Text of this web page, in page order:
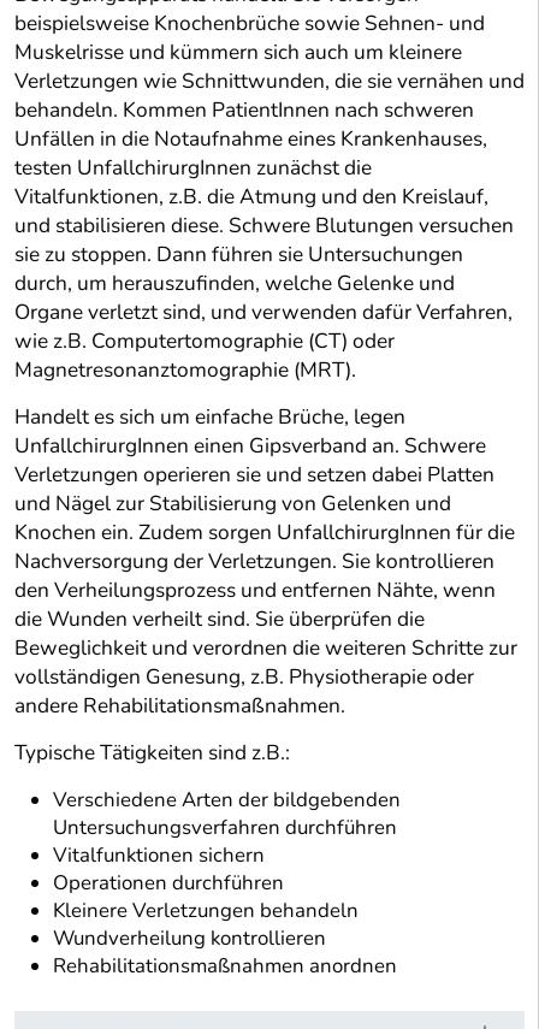
beispielsweise Knochenbrüche sowie Sehnen- und
Muskelrisse und kümmern sich auch um kleinere
Verletzungen wie Schnittwunden, die sie vernähen und
behandeln. Kommen PatientInnen nach schweren
Unfällen in die Notaufnahme eines Krankenhauses,
testen UnfallchirurgInnen zunächst die
Vitalfunktionen, z.B. die Atmung und den Kreislauf,
und stabilisieren diese. Schwere Blutungen versuchen
sie zu stoppen. Dann führen sie Untersuchungen
durch, um herauszufinden, welche Gelenke und
Organe verletzt sind, und verwenden dafür Verfahren,
wie z.B. Computertomographie (CT) oder
Magnetresonanztomographie (MRT).
Handelt es sich um einfache Brüche, legen
UnfallchirurgInnen einen Gipsverband an. Schwere
Verletzungen operieren sie und setzen dabei Platten
und Nägel zur Stabilisierung von Gelenken und
Knochen ein. Zudem sorgen UnfallchirurgInnen für die
Nachversorgung der Verletzungen. Sie kontrollieren
den Verheilungsprozess und entfernen Nähte, wenn
die Wunden verheilt sind. Sie überprüfen die
Beweglichkeit und verordnen die weiteren Schritte zur
vollständigen Genesung, z.B. Physiotherapie oder
andere Rehabilitationsmaßnahmen.
Typische Tätigkeiten sind z.B.:
Verschiedene Arten der bildgebenden
Untersuchungsverfahren durchführen
Vitalfunktionen sichern
Operationen durchführen
Kleinere Verletzungen behandeln
Wundverheilung kontrollieren
Rehabilitationsmaßnahmen anordnen